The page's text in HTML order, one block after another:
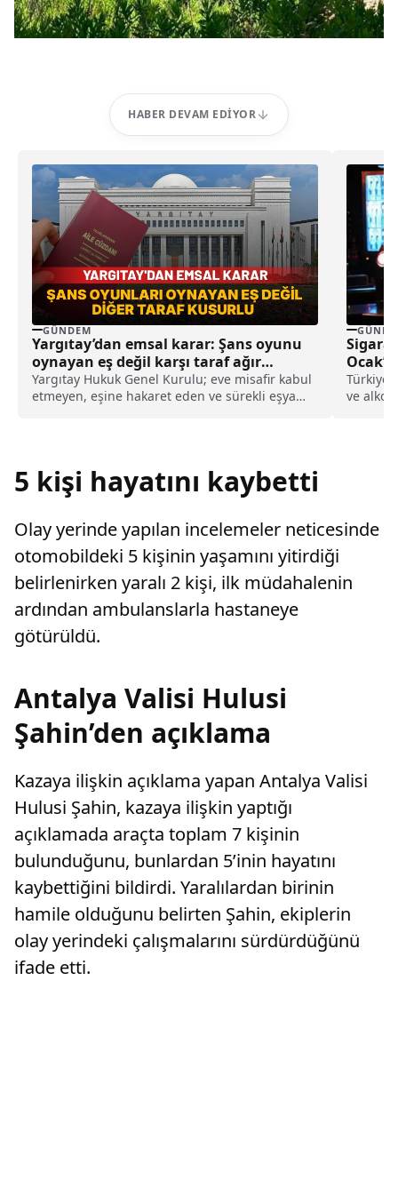
HABER DEVAM EDIYOR
GÜNDEM
Yargıtay’dan emsal karar: Şans oyunu
oynayan eş değil karşı taraf ağır
kusurlu sayıldı
Yargıtay Hukuk Genel Kurulu; eve misafir kabul
etmeyen, eşine hakaret eden ve sürekli eşya
Sigara
ve alkol
5 kişi hayatını kaybetti
Olay yerinde yapılan incelemeler neticesinde
otomobildeki 5 kişinin yaşamını yitirdiği
belirlenirken yaralı 2 kişi, ilk müdahalenin
ardından ambulanslarla hastaneye
götürüldü.
Antalya Valisi Hulusi
Şahin’den açıklama
Kazaya ilişkin açıklama yapan Antalya Valisi
Hulusi Şahin, kazaya ilişkin yaptığı
açıklamada araçta toplam 7 kişinin
bulunduğunu, bunlardan 5’inin hayatını
kaybettiğini bildirdi. Yaralılardan birinin
hamile olduğunu belirten Şahin, ekiplerin
olay yerindeki çalışmalarını sürdürdüğünü
ifade etti.